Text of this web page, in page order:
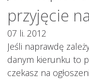
przyjęcie
07 li. 2012
Jeśli naprawdę
danym kierunku to
czekasz na